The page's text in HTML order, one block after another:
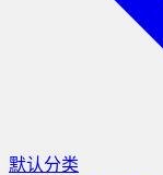
默认分类